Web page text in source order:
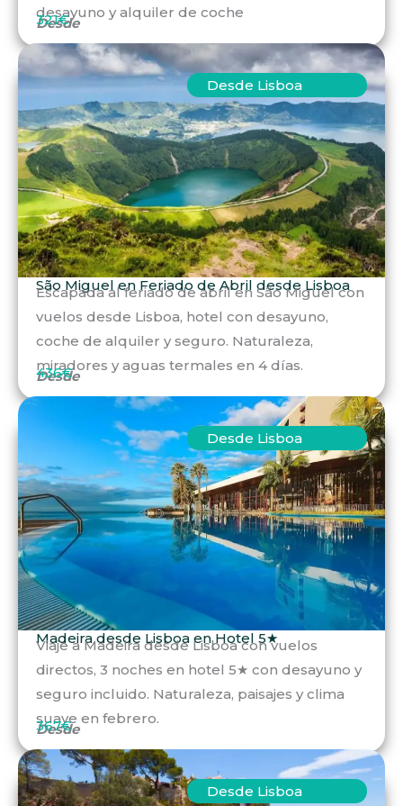
desayuno y alquiler de coche
Desde
321€
Desde Lisboa
São Miguel en Feriado de Abril desde Lisboa
Escapada al feriado de abril en São Miguel con
vuelos desde Lisboa, hotel con desayuno,
coche de alquiler y seguro. Naturaleza,
miradores y aguas termales en 4 días.
Desde
436€
Desde Lisboa
Madeira desde Lisboa en Hotel 5★
Viaje a Madeira desde Lisboa con vuelos
directos, 3 noches en hotel 5★ con desayuno y
seguro incluido. Naturaleza, paisajes y clima
suave en febrero.
Desde
367€
Desde Lisboa